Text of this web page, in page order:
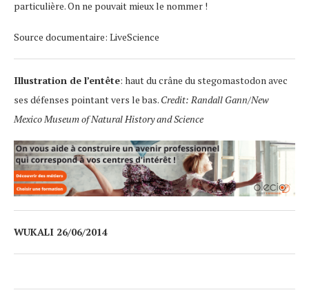
particulière. On ne pouvait mieux le nommer !
Source documentaire: LiveScience
Illustration de l’entête: haut du crâne du stegomastodon avec
ses défenses pointant vers le bas. Credit: Randall Gann/New
Mexico Museum of Natural History and Science
WUKALI 26/06/2014